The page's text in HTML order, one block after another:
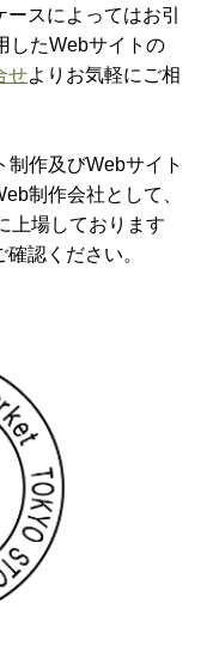
スによってはお引
したWebサイトの
せよりお気軽にご相
作及びWebサイト
制作会社として、
上場しております
確認ください。